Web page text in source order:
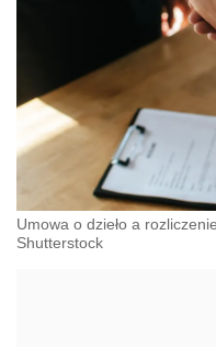
Umowa o dzieło a
Shutterstock